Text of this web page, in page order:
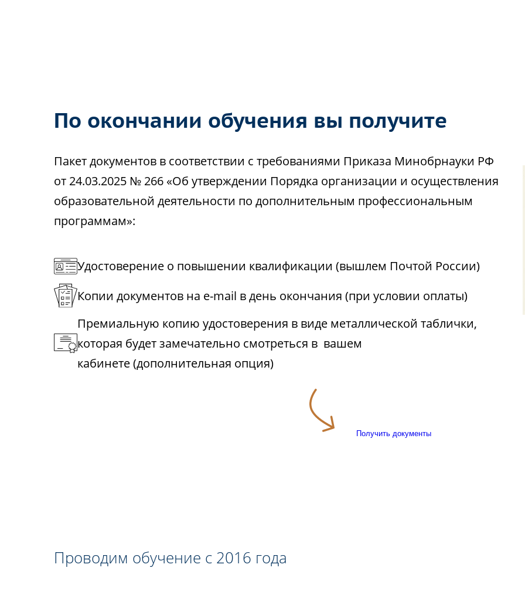
По окончании обучения вы получите
Пакет документов в соответствии с требованиями Приказа Минобрнауки РФ
от 24.03.2025 № 266 «Об утверждении Порядка организации и осуществления
образовательной деятельности по дополнительным профессиональным
программам»:
Удостоверение о повышении квалификации (вышлем Почтой России)
Копии документов на e-mail в день окончания (при условии оплаты)
Премиальную копию удостоверения в виде металлической таблички,
которая будет замечательно смотреться в вашем
кабинете (дополнительная опция)
Получить документы
Проводим обучение с 2016 года